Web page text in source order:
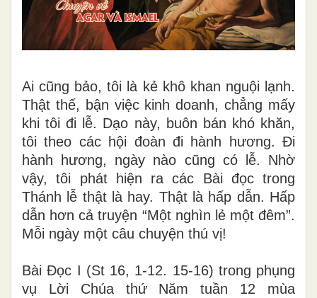
Ai cũng bảo, tôi là kẻ khô khan nguội lạnh.
Thật thế, bận việc kinh doanh, chẳng mấy
khi tôi đi lễ. Dạo này, buôn bán khó khăn,
tôi theo các hội đoàn đi hành hương. Đi
hành hương, ngày nào cũng có lễ. Nhờ
vậy, tôi phát hiện ra các Bài đọc trong
Thánh lễ thật là hay. Thật là hấp dẫn. Hấp
dẫn hơn cả truyện “Một nghìn lẻ một đêm”.
Mỗi ngày một câu chuyện thú vị!
Bài Ðọc I (St 16, 1-12. 15-16) trong phụng
vụ Lời Chúa thứ Năm tuần 12 mùa